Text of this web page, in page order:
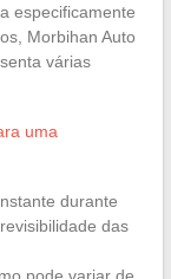
especificamente
Morbihan Auto
várias
uma
durante
das